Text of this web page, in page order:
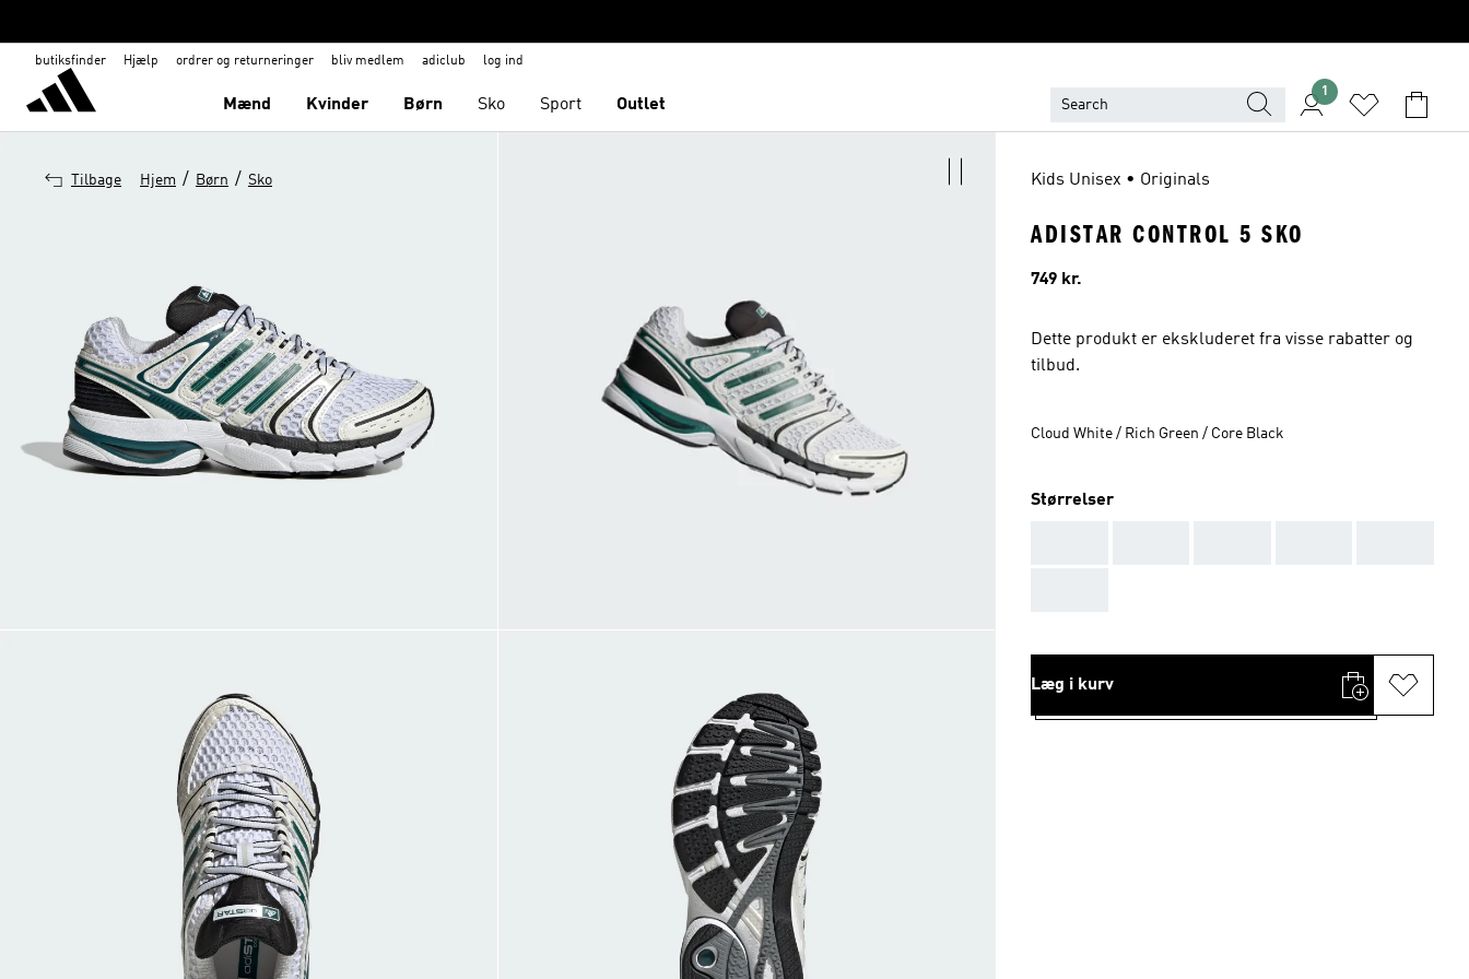
butiksfinder Hjælp ordrer og returneringer bliv medlem adiclub log ind
Mænd Kvinder Børn Sko Sport Outlet
1
Tilbage Hjem / Børn / Sko Kids Unisex • Originals
ADISTAR CONTROL 5 SKO
Pris
749 kr.
Dette produkt er ekskluderet fra visse rabatter og
tilbud.
Cloud White / Rich Green / Core Black
Størrelser
Læg i kurv